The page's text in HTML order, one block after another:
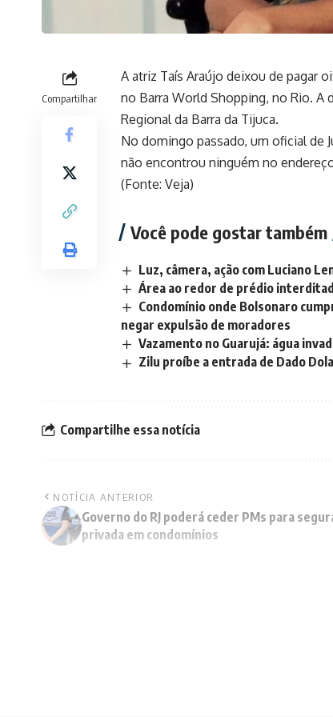
Compartilhar
A atriz Taís Araújo deixou de pagar
no Barra World Shopping, no Rio. A
Regional da Barra da Tijuca.
No domingo passado, um oficial de
não encontrou ninguém no
(Fonte: Veja)
Você pode gostar também
Luz, câmera, ação com Luciano
Área ao redor de prédio
Condomínio onde Bolsonaro
negar expulsão de moradores
Vazamento no Guarujá: água
Zilu proíbe a entrada de Dado
Compartilhe essa notícia
NOTÍCIA ANTERIOR
Governo do RJ poderá ceder PMs para
privada em condomínios